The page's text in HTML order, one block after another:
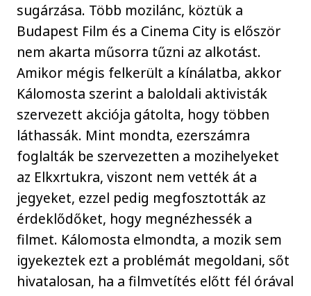
sugárzása. Több mozilánc, köztük a
Budapest Film és a Cinema City is először
nem akarta műsorra tűzni az alkotást.
Amikor mégis felkerült a kínálatba, akkor
Kálomosta szerint a baloldali aktivisták
szervezett akciója gátolta, hogy többen
láthassák. Mint mondta, ezerszámra
foglalták be szervezetten a mozihelyeket
az Elkxrtukra, viszont nem vették át a
jegyeket, ezzel pedig megfosztották az
érdeklődőket, hogy megnézhessék a
filmet. Kálomosta elmondta, a mozik sem
igyekeztek ezt a problémát megoldani, sőt
hivatalosan, ha a filmvetítés előtt fél órával